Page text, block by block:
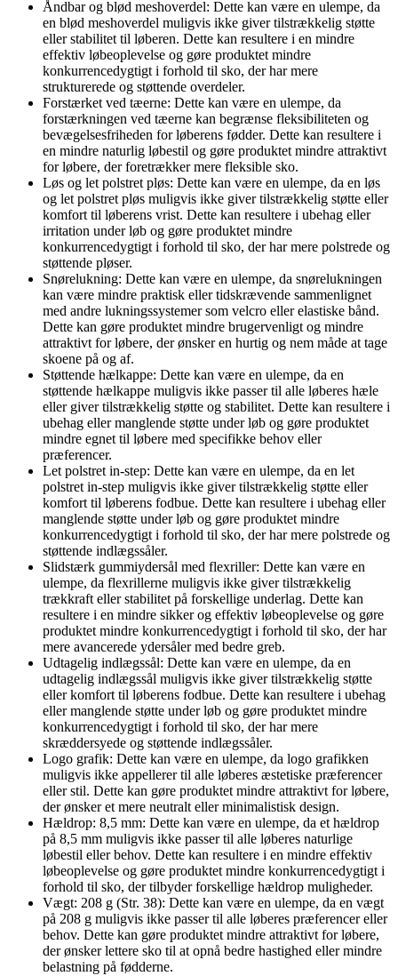
Åndbar og blød meshoverdel: Dette kan være en ulempe, da
en blød meshoverdel muligvis ikke giver tilstrækkelig støtte
eller stabilitet til løberen. Dette kan resultere i en mindre
effektiv løbeoplevelse og gøre produktet mindre
konkurrencedygtigt i forhold til sko, der har mere
strukturerede og støttende overdeler.
Forstærket ved tæerne: Dette kan være en ulempe, da
forstærkningen ved tæerne kan begrænse fleksibiliteten og
bevægelsesfriheden for løberens fødder. Dette kan resultere i
en mindre naturlig løbestil og gøre produktet mindre attraktivt
for løbere, der foretrækker mere fleksible sko.
Løs og let polstret pløs: Dette kan være en ulempe, da en løs
og let polstret pløs muligvis ikke giver tilstrækkelig støtte eller
komfort til løberens vrist. Dette kan resultere i ubehag eller
irritation under løb og gøre produktet mindre
konkurrencedygtigt i forhold til sko, der har mere polstrede og
støttende pløser.
Snørelukning: Dette kan være en ulempe, da snørelukningen
kan være mindre praktisk eller tidskrævende sammenlignet
med andre lukningssystemer som velcro eller elastiske bånd.
Dette kan gøre produktet mindre brugervenligt og mindre
attraktivt for løbere, der ønsker en hurtig og nem måde at tage
skoene på og af.
Støttende hælkappe: Dette kan være en ulempe, da en
støttende hælkappe muligvis ikke passer til alle løberes hæle
eller giver tilstrækkelig støtte og stabilitet. Dette kan resultere i
ubehag eller manglende støtte under løb og gøre produktet
mindre egnet til løbere med specifikke behov eller
præferencer.
Let polstret in-step: Dette kan være en ulempe, da en let
polstret in-step muligvis ikke giver tilstrækkelig støtte eller
komfort til løberens fodbue. Dette kan resultere i ubehag eller
manglende støtte under løb og gøre produktet mindre
konkurrencedygtigt i forhold til sko, der har mere polstrede og
støttende indlægssåler.
Slidstærk gummiydersål med flexriller: Dette kan være en
ulempe, da flexrillerne muligvis ikke giver tilstrækkelig
trækkraft eller stabilitet på forskellige underlag. Dette kan
resultere i en mindre sikker og effektiv løbeoplevelse og gøre
produktet mindre konkurrencedygtigt i forhold til sko, der har
mere avancerede ydersåler med bedre greb.
Udtagelig indlægssål: Dette kan være en ulempe, da en
udtagelig indlægssål muligvis ikke giver tilstrækkelig støtte
eller komfort til løberens fodbue. Dette kan resultere i ubehag
eller manglende støtte under løb og gøre produktet mindre
konkurrencedygtigt i forhold til sko, der har mere
skræddersyede og støttende indlægssåler.
Logo grafik: Dette kan være en ulempe, da logo grafikken
muligvis ikke appellerer til alle løberes æstetiske præferencer
eller stil. Dette kan gøre produktet mindre attraktivt for løbere,
der ønsker et mere neutralt eller minimalistisk design.
Hældrop: 8,5 mm: Dette kan være en ulempe, da et hældrop
på 8,5 mm muligvis ikke passer til alle løberes naturlige
løbestil eller behov. Dette kan resultere i en mindre effektiv
løbeoplevelse og gøre produktet mindre konkurrencedygtigt i
forhold til sko, der tilbyder forskellige hældrop muligheder.
Vægt: 208 g (Str. 38): Dette kan være en ulempe, da en vægt
på 208 g muligvis ikke passer til alle løberes præferencer eller
behov. Dette kan gøre produktet mindre attraktivt for løbere,
der ønsker lettere sko til at opnå bedre hastighed eller mindre
belastning på fødderne.